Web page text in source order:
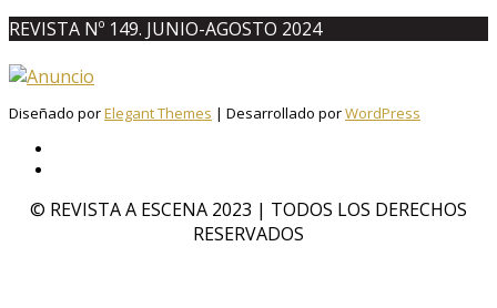
REVISTA Nº 149. JUNIO-AGOSTO 2024
Diseñado porElegant Themes | Desarrollado porWordPress
© REVISTA A ESCENA 2023 | TODOS LOS DERECHOS
RESERVADOS